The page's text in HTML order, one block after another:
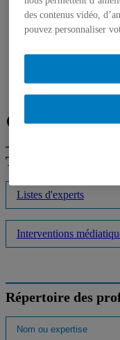
mieux gérer les
Accueil
Autorisation de
Facebook
Twitter
Flux RSS
Trouver un expert
Listes d'experts
Interventions
Répertoire des
des contenus vidéo,
pouvez personnaliser